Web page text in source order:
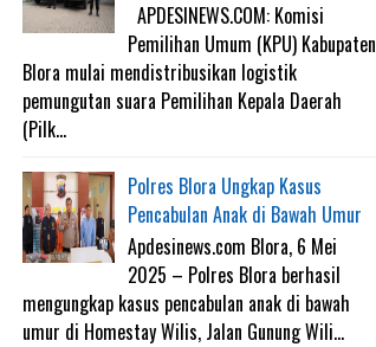
APDESINEWS.COM: Komisi
Pemilihan Umum (KPU) Kabupaten
Blora mulai mendistribusikan logistik
pemungutan suara Pemilihan Kepala Daerah
(Pilk...
Polres Blora Ungkap Kasus
Pencabulan Anak di Bawah Umur
Apdesinews.com Blora, 6 Mei
2025 – Polres Blora berhasil
mengungkap kasus pencabulan anak di bawah
umur di Homestay Wilis, Jalan Gunung Wili...